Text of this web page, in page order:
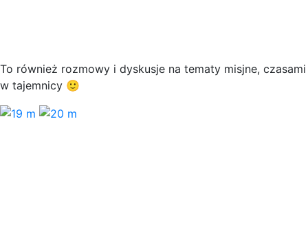
To również rozmowy i dyskusje na tematy misjne, czasami
w tajemnicy 🙂